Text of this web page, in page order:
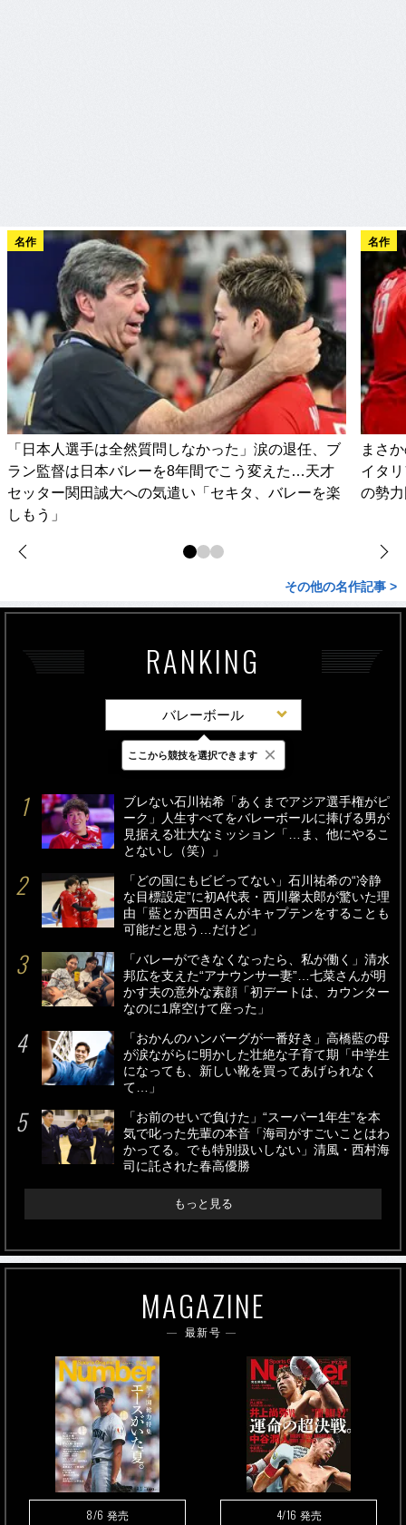
名作
「日本人選手は全然質問しなかった」涙の退任、ブ
ラン監督は日本バレーを8年間でこう変えた…天才
セッター関田誠大への気遣い「セキタ、バレーを楽
しもう」
名作
まさ
イタ
の勢
その他の名作記事 >
RANKING
バレーボール
最新 24時間 週間
ブレない石川祐希「あくまでアジア選手権がピ
ーク」人生すべてをバレーボールに捧げる男が
見据える壮大なミッション「…ま、他にやるこ
とないし（笑）」
「どの国にもビビってない」石川祐希の“冷静
な目標設定”に初A代表・西川馨太郎が驚いた理
由「藍とか西田さんがキャプテンをすることも
可能だと思う…だけど」
「バレーができなくなったら、私が働く」清水
邦広を支えた“アナウンサー妻”…七菜さんが明
かす夫の意外な素顔「初デートは、カウンター
なのに1席空けて座った」
「おかんのハンバーグが一番好き」高橋藍の母
が涙ながらに明かした壮絶な子育て期「中学生
になっても、新しい靴を買ってあげられなく
て…」
「お前のせいで負けた」“スーパー1年生”を本
気で叱った先輩の本音「海司がすごいことはわ
かってる。でも特別扱いしない」清風・西村海
司に託された春高優勝
もっと見る
MAGAZINE
最新号
8/6 発売 4/16 発売
ここから競技を選択できます ×